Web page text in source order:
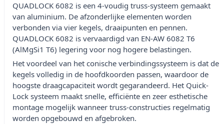
QUADLOCK 6082 is een 4-voudig truss-systeem gemaakt
van aluminium. De afzonderlijke elementen worden
verbonden via vier kegels, draaipunten en pennen.
QUADLOCK 6082 is vervaardigd van EN-AW 6082 T6
(AlMgSi1 T6) legering voor nog hogere belastingen.
Het voordeel van het conische verbindingssysteem is dat de
kegels volledig in de hoofdkoorden passen, waardoor de
hoogste draagcapaciteit wordt gegarandeerd. Het Quick-
Lock systeem maakt snelle, efficiënte en zeer esthetische
montage mogelijk wanneer truss-constructies regelmatig
worden opgebouwd en afgebroken.